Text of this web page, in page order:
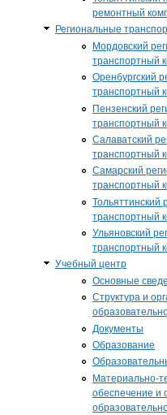
ремонтный
Региональные
Мордовский
транспортный
Оренбургский
транспортный
Пензенский
транспортный
Салаватский
транспортный
Самарский
транспортный
Тольяттинский
транспортный
Ульяновский
транспортный
Учебный центр
Основные
Структура и
Документы
Образование
Материально-
обеспечение и